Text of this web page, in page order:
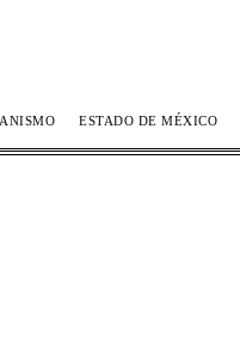
ESTADO DE MÉXICO